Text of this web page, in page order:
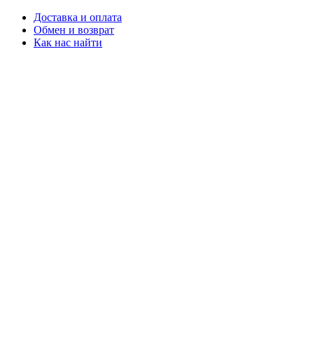
Доставка и оплата
Обмен и возврат
Как нас найти